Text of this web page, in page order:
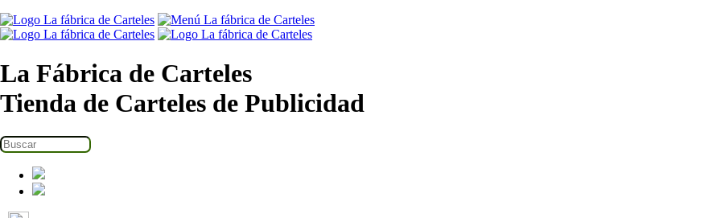
La Fábrica de Carteles
Tienda de Carteles de Publicidad